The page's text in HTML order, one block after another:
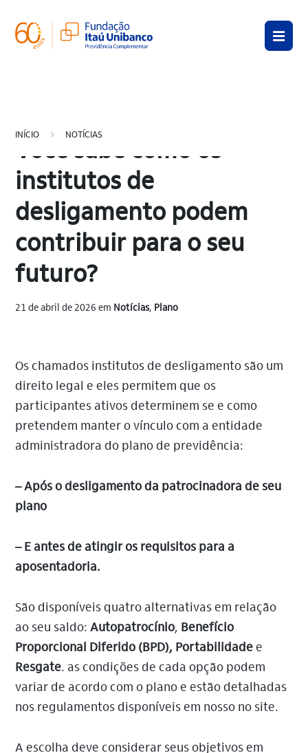
conteúdo
navegação
rodapé
INÍCIO NOTÍCIAS
Você sabe como os
institutos de
desligamento podem
contribuir para o seu
futuro?
21 de abril de 2026em Notícias, Plano
Os chamados institutos de desligamento são um
direito legal e eles permitem que os
participantes ativos determinem se e como
pretendem manter o vínculo com a entidade
administradora do plano de previdência:
– Após o desligamento da patrocinadora de seu
plano
– E antes de atingir os requisitos para a
aposentadoria.
São disponíveis quatro alternativas em relação
ao seu saldo:Autopatrocínio, Benefício
Proporcional Diferido (BPD), Portabilidade e
Resgate. as condições de cada opção podem
variar de acordo com o plano e estão detalhadas
nos regulamentos disponíveis em nosso no site.
A escolha deve considerar seus objetivos em